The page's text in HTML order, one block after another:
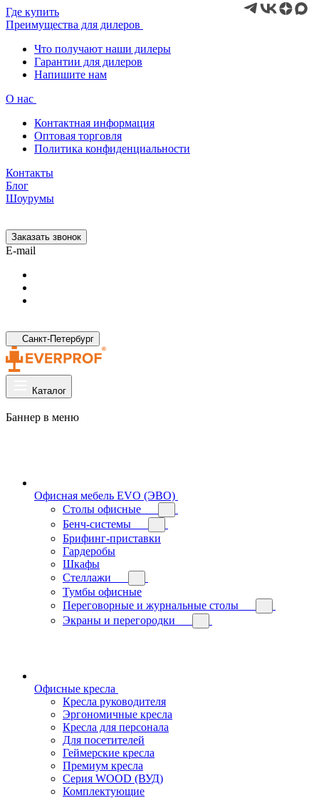
Где купить
Преимущества для дилеров
Что получают наши дилеры
Гарантии для дилеров
Напишите нам
О нас
Контактная информация
Оптовая торговля
Политика конфиденциальности
Контакты
Блог
Шоурумы
Заказать звонок
E-mail
Санкт-Петербург
Каталог
Баннер в меню
Офисная мебель EVO (ЭВО)
Cтолы офисные
Бенч-системы
Брифинг-приставки
Гардеробы
Шкафы
Стеллажи
Тумбы офисные
Переговорные и журнальные столы
Экраны и перегородки
Офисные кресла
Кресла руководителя
Эргономичные кресла
Кресла для персонала
Для посетителей
Геймерские кресла
Премиум кресла
Серия WOOD (ВУД)
Комплектующие